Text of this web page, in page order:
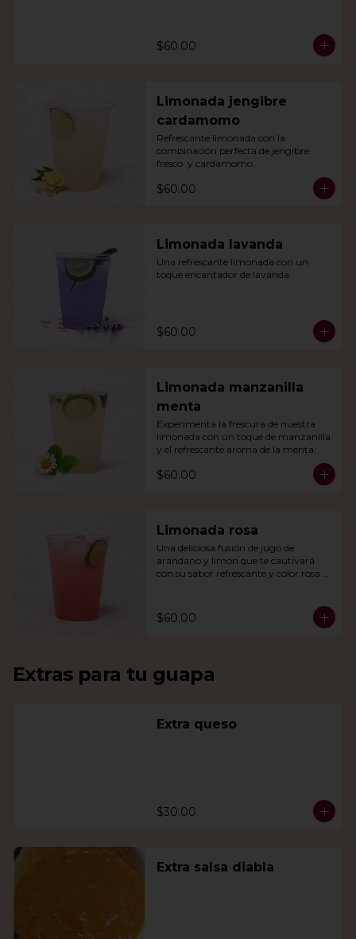
$60.00
Limonada jengibre
cardamomo
Refrescante limonada con la
combinación perfecta de jengibre
fresco  y cardamomo.
$60.00
Limonada lavanda
Una refrescante limonada con un
toque encantador de lavanda.
$60.00
Limonada manzanilla
menta
Experimenta la frescura de nuestra
limonada con un toque de manzanilla
y el refrescante aroma de la menta.
$60.00
Limonada rosa
Una deliciosa fusión de jugo de
arándano y limón que te cautivará
con su sabor refrescante y color rosa
$60.00
Extras para tu guapa
Extra queso
$30.00
Extra salsa diabla